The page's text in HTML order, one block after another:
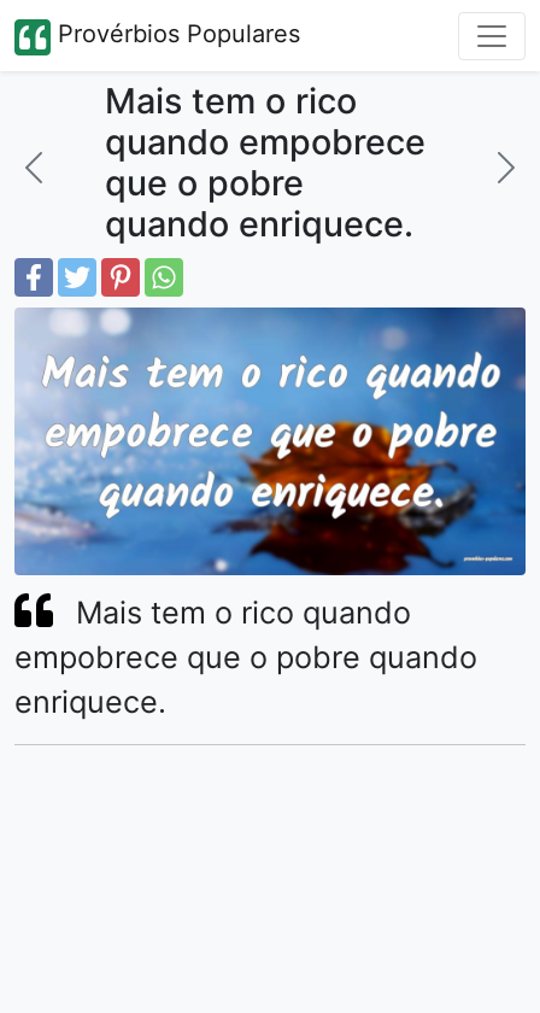
Provérbios Populares
Mais tem o rico
quando empobrece
que o pobre
quando enriquece.
Mais tem o rico quando
empobrece que o pobre quando
enriquece.